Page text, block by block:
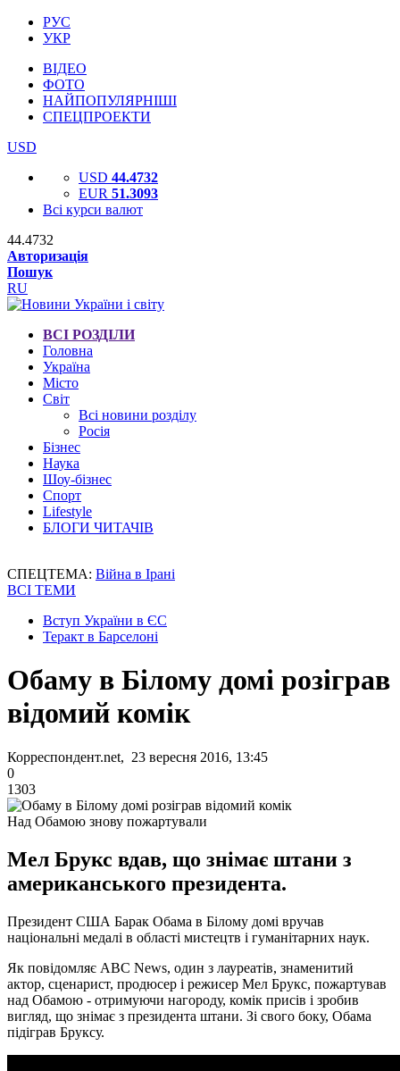
РУС
УКР
ВІДЕО
ФОТО
НАЙПОПУЛЯРНІШІ
СПЕЦПРОЕКТИ
USD
USD 44.4732
EUR 51.3093
Всі курси валют
44.4732
Авторизація
Пошук
RU
ВСІ РОЗДІЛИ
Головна
Україна
Місто
Світ
Всі новини розділу
Росія
Бізнес
Наука
Шоу-бізнес
Спорт
Lifestyle
БЛОГИ ЧИТАЧІВ
СПЕЦТЕМА: Війна в Ірані
ВСІ ТЕМИ
Вступ України в ЄС
Теракт в Барселоні
Обаму в Білому домі розіграв
відомий комік
Корреспондент.net, 23 вересня 2016, 13:45
0
1303
Над Обамою знову пожартували
Мел Брукс вдав, що знімає штани з
американського президента.
Президент США Барак Обама в Білому домі вручав
національні медалі в області мистецтв і гуманітарних наук.
Як повідомляє ABC News, один з лауреатів, знаменитий
актор, сценарист, продюсер і режисер Мел Брукс, пожартував
над Обамою - отримуючи нагороду, комік присів і зробив
вигляд, що знімає з президента штани. Зі свого боку, Обама
підіграв Бруксу.